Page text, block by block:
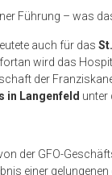
Führung – was
auch für das
fortan wird das
der
in Langenfeld unter
der GFO-
einer